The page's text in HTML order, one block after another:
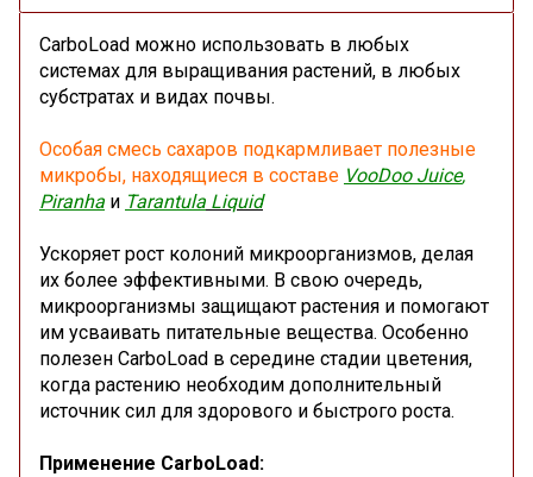
CarboLoad можно использовать в любых
системах для выращивания растений, в любых
субстратах и видах почвы.
Особая смесь сахаров подкармливает полезные
микробы, находящиеся в составе VooDoo Juice,
Piranha и Tarantula Liquid
Ускоряет рост колоний микроорганизмов, делая
их более эффективными. В свою очередь,
микроорганизмы защищают растения и помогают
им усваивать питательные вещества. Особенно
полезен CarboLoad в середине стадии цветения,
когда растению необходим дополнительный
источник сил для здорового и быстрого роста.
Применение CarboLoad: